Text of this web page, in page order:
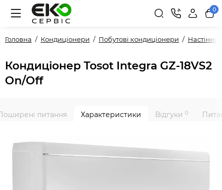
0
Головна Кондиціонери Побутові кондиціонери Настінні
Кондиціонер Tosot Integra GZ-18VS2
On/Off
питання Характеристики Відгуки 0